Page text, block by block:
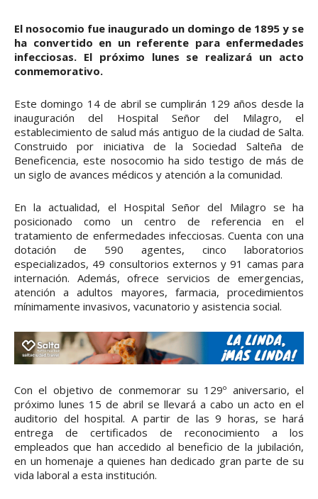
El nosocomio fue inaugurado un domingo de 1895 y se
ha convertido en un referente para enfermedades
infecciosas. El próximo lunes se realizará un acto
conmemorativo.
Este domingo 14 de abril se cumplirán 129 años desde la
inauguración del Hospital Señor del Milagro, el
establecimiento de salud más antiguo de la ciudad de Salta.
Construido por iniciativa de la Sociedad Salteña de
Beneficencia, este nosocomio ha sido testigo de más de
un siglo de avances médicos y atención a la comunidad.
En la actualidad, el Hospital Señor del Milagro se ha
posicionado como un centro de referencia en el
tratamiento de enfermedades infecciosas. Cuenta con una
dotación de 590 agentes, cinco laboratorios
especializados, 49 consultorios externos y 91 camas para
internación. Además, ofrece servicios de emergencias,
atención a adultos mayores, farmacia, procedimientos
mínimamente invasivos, vacunatorio y asistencia social.
Con el objetivo de conmemorar su 129º aniversario, el
próximo lunes 15 de abril se llevará a cabo un acto en el
auditorio del hospital. A partir de las 9 horas, se hará
entrega de certificados de reconocimiento a los
empleados que han accedido al beneficio de la jubilación,
en un homenaje a quienes han dedicado gran parte de su
vida laboral a esta institución.